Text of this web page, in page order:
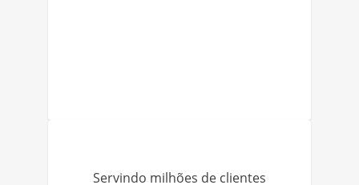
Servindo milhões de clientes